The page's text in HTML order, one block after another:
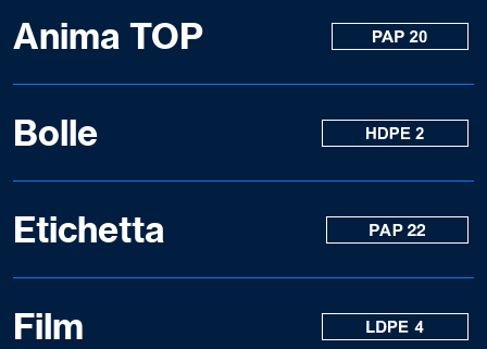
Anima TOP
Bolle
Etichetta
Film